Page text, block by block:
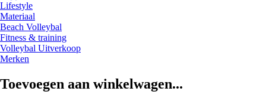
Lifestyle
Materiaal
Beach Volleybal
Fitness & training
Volleybal Uitverkoop
Merken
Toevoegen aan winkelwagen...